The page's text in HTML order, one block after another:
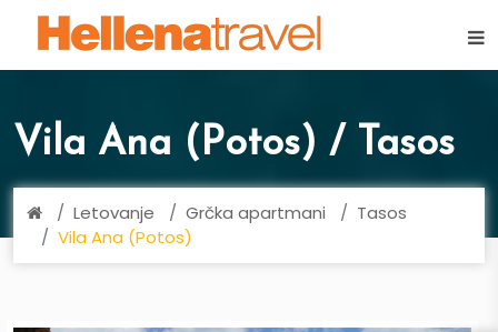
Vila Ana (Potos) / Tasos
Letovanje Grčka apartmani
Tasos
Vila Ana (Potos)